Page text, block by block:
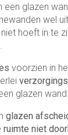
een glazen
wel
hoeft in te
voorzien in
glazen
glazen
ruimte niet